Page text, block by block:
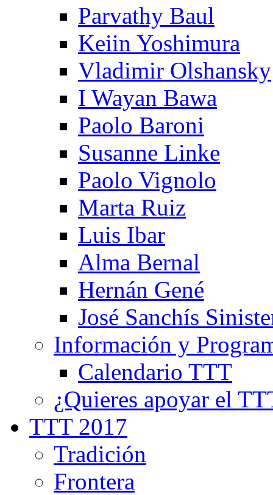
Parvathy Baul
Keiin Yoshimura
Vladimir Olshansky
I Wayan Bawa
Paolo Baroni
Susanne Linke
Paolo Vignolo
Marta Ruiz
Luis Ibar
Alma Bernal
Hernán Gené
José Sanchís
Información y
Calendario TTT
¿Quieres apoyar el
TTT 2017
Tradición
Frontera